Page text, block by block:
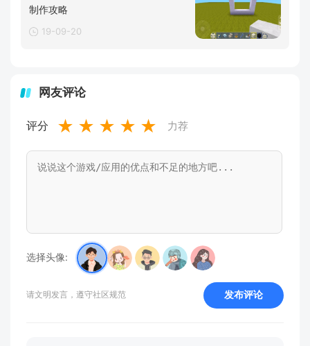
制作攻略
19-09-20
网友评论
评分 ★ ★ ★ ★ ★ 力荐
选择头像:
请文明发言，遵守社区规范 发布评论